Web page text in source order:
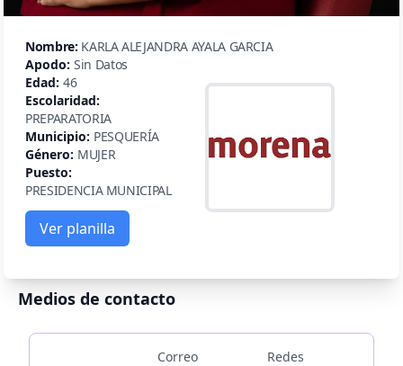
Nombre: KARLA ALEJANDRA AYALA GARCIA
Apodo: Sin Datos
Edad: 46
Escolaridad:
PREPARATORIA
Municipio: PESQUERÍA
Género: MUJER
Puesto:
PRESIDENCIA MUNICIPAL
Ver planilla
Medios de contacto
Correo
Redes